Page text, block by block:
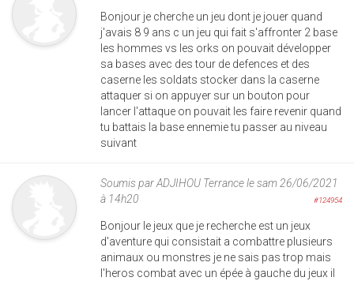
Bonjour je cherche un jeu dont je jouer quand
j'avais 8 9 ans c un jeu qui fait s'affronter 2 base
les hommes vs les orks on pouvait développer
sa bases avec des tour de defences et des
caserne les soldats stocker dans la caserne
attaquer si on appuyer sur un bouton pour
lancer l'attaque on pouvait les faire revenir quand
tu battais la base ennemie tu passer au niveau
suivant
Soumis parADJIHOU Terrancele sam 26/06/2021
à 14h20
#124954
Bonjour le jeux que je recherche est un jeux
d'aventure qui consistait a combattre plusieurs
animaux ou monstres je ne sais pas trop mais
l'heros combat avec un épée à gauche du jeux il